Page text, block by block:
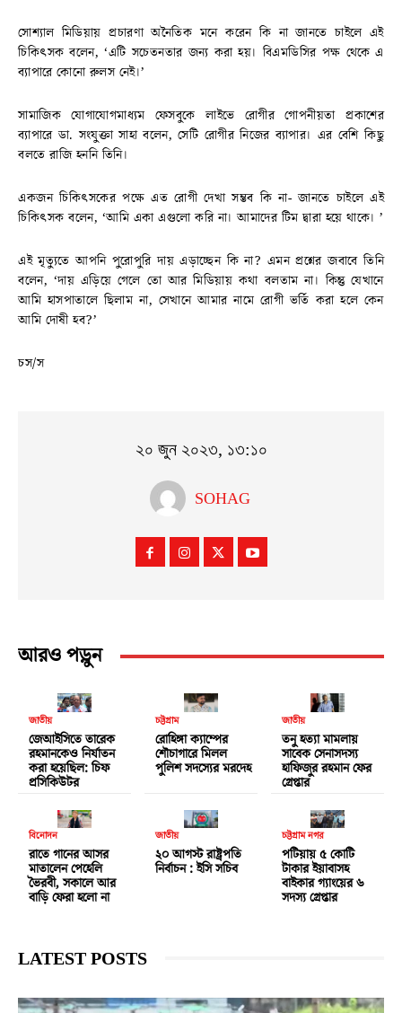
সোশ্যাল মিডিয়ায় প্রচারণা অনৈতিক মনে করেন কি না জানতে চাইলে এই
চিকিৎসক বলেন, ‘এটি সচেতনতার জন্য করা হয়। বিএমডিসির পক্ষ থেকে এ
ব্যাপারে কোনো রুলস নেই।’
সামাজিক যোগাযোগমাধ্যম ফেসবুকে লাইভে রোগীর গোপনীয়তা প্রকাশের
ব্যাপারে ডা. সংযুক্তা সাহা বলেন, সেটি রোগীর নিজের ব্যাপার। এর বেশি কিছু
বলতে রাজি হননি তিনি।
একজন চিকিৎসকের পক্ষে এত রোগী দেখা সম্ভব কি না- জানতে চাইলে এই
চিকিৎসক বলেন, ‘আমি একা এগুলো করি না। আমাদের টিম দ্বারা হয়ে থাকে। ’
এই মৃত্যুতে আপনি পুরোপুরি দায় এড়াচ্ছেন কি না? এমন প্রশ্নের জবাবে তিনি
বলেন, ‘দায় এড়িয়ে গেলে তো আর মিডিয়ায় কথা বলতাম না। কিন্তু যেখানে
আমি হাসপাতালে ছিলাম না, সেখানে আমার নামে রোগী ভর্তি করা হলে কেন
আমি দোষী হব?’
চস/স
২০ জুন ২০২৩, ১৩:১০
SOHAG
আরও পড়ুন
জাতীয়
জেআইসিতে তারেক
রহমানকেও নির্যাতন
করা হয়েছিল: চিফ
প্রসিকিউটর
চট্টগ্রাম
রোহিঙ্গা ক্যাম্পের
শৌচাগারে মিলল
পুলিশ সদস্যের মরদেহ
জাতীয়
তনু হত্যা মামলায়
সাবেক সেনাসদস্য
হাফিজুর রহমান ফের
গ্রেপ্তার
বিনোদন
রাতে গানের আসর
মাতালেন পেহেলি
ভৈরবী, সকালে আর
বাড়ি ফেরা হলো না
জাতীয়
২০ আগস্ট রাষ্ট্রপতি
নির্বাচন : ইসি সচিব
চট্টগ্রাম নগর
পটিয়ায় ৫ কোটি
টাকার ইয়াবাসহ
বাইকার গ্যাংয়ের ৬
সদস্য গ্রেপ্তার
LATEST POSTS